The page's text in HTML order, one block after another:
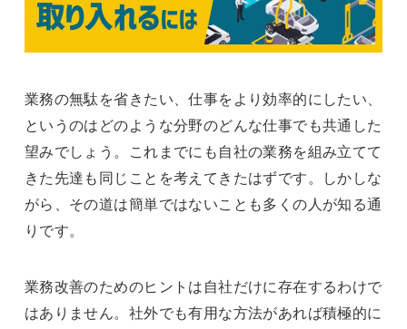
業務の無駄を省きたい、仕事をより効率的にしたい、
というのはどのような分野のどんな仕事でも共通した
望みでしょう。これまでにも自社の業務を組み立てて
きた先達も同じことを考えてきたはずです。しかしな
がら、その道は簡単ではないことも多くの人が知る通
りです。
業務改善のためのヒントは自社だけに存在するわけで
はありません。社外でも有用な方法があれば積極的に